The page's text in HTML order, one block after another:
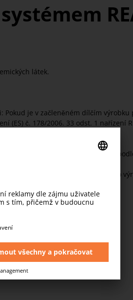
látek.
Pokud je v začleněném dílčím
(ES) č. 178/2006. 33 odst. 1 nařízení
bezpečně používat.
aby tím splnila povinnost
podezřelé z nebezpečnosti do